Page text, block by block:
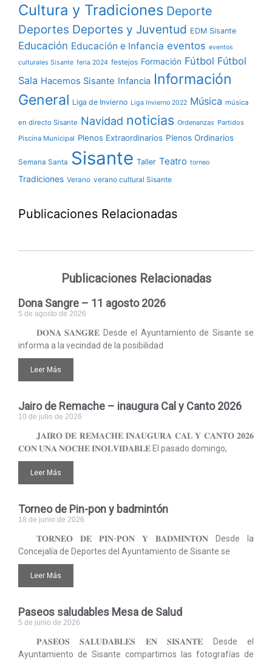
Cultura y Tradiciones Deporte
Deportes Deportes y Juventud EDM Sisante
Educación Educación e Infancia eventos eventos
culturales Sisante feria 2024 festejos Formación Fútbol Fútbol
Sala Hacemos Sisante Infancia Información
General Liga de Invierno Liga Invierno 2022 Música música
en directo Sisante Navidad noticias Ordenanzas Partidos
Piscina Municipal Plenos Extraordinarios Plenos Ordinarios
Semana Santa Sisante Taller Teatro torneo
Tradiciones Verano verano cultural Sisante
Publicaciones Relacionadas
Publicaciones Relacionadas
Dona Sangre – 11 agosto 2026
5 de agosto de 2026
𝐃𝐎𝐍𝐀 𝐒𝐀𝐍𝐆𝐑𝐄 Desde el Ayuntamiento de Sisante se
informa a la vecindad de la posibilidad
Leer Más
Jairo de Remache – inaugura Cal y Canto 2026
10 de julio de 2026
𝐉𝐀𝐈𝐑𝐎 𝐃𝐄 𝐑𝐄𝐌𝐀𝐂𝐇𝐄 𝐈𝐍𝐀𝐔𝐆𝐔𝐑𝐀 𝐂𝐀𝐋 𝐘 𝐂𝐀𝐍𝐓𝐎 𝟐𝟎𝟐𝟔
𝐂𝐎𝐍 𝐔𝐍𝐀 𝐍𝐎𝐂𝐇𝐄 𝐈𝐍𝐎𝐋𝐕𝐈𝐃𝐀𝐁𝐋𝐄 El pasado domingo,
Leer Más
Torneo de Pin-pon y badmintón
18 de junio de 2026
𝐓𝐎𝐑𝐍𝐄𝐎 𝐃𝐄 𝐏𝐈𝐍-𝐏𝐎𝐍 𝐘 𝐁𝐀𝐃𝐌𝐈𝐍𝐓𝐎́𝐍 Desde la
Concejalía de Deportes del Ayuntamiento de Sisante se
Leer Más
Paseos saludables Mesa de Salud
5 de junio de 2026
𝐏𝐀𝐒𝐄𝐎𝐒 𝐒𝐀𝐋𝐔𝐃𝐀𝐁𝐋𝐄𝐒 𝐄𝐍 𝐒𝐈𝐒𝐀𝐍𝐓𝐄 Desde el
Ayuntamiento de Sisante compartimos las fotografías de